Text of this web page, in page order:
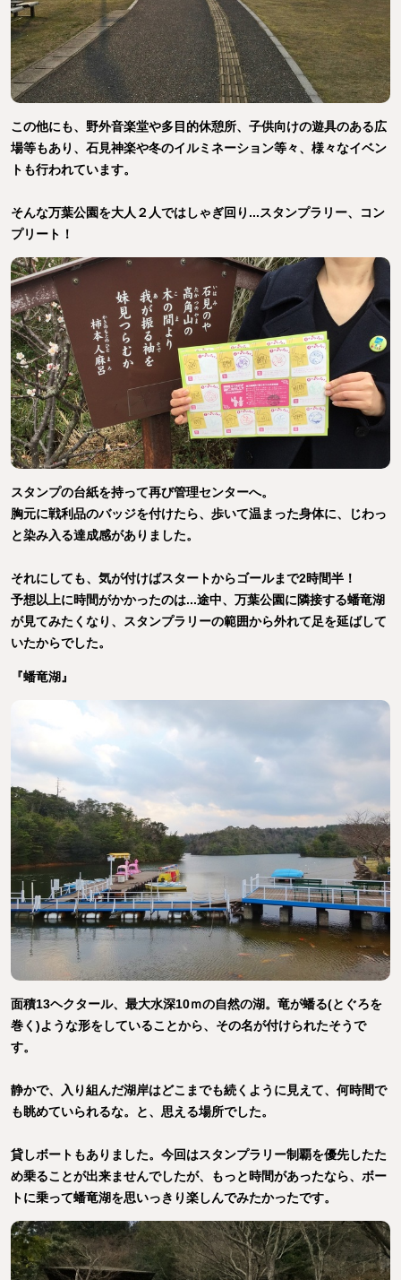
この他にも、野外音楽堂や多目的休憩所、子供向けの遊具のある広
場等もあり、石見神楽や冬のイルミネーション等々、様々なイベン
トも行われています。
そんな万葉公園を大人２人ではしゃぎ回り...スタンプラリー、コン
プリート！
スタンプの台紙を持って再び管理センターへ。
胸元に戦利品のバッジを付けたら、歩いて温まった身体に、じわっ
と染み入る達成感がありました。
それにしても、気が付けばスタートからゴールまで2時間半！
予想以上に時間がかかったのは...途中、万葉公園に隣接する蟠竜湖
が見てみたくなり、スタンプラリーの範囲から外れて足を延ばして
いたからでした。
『蟠竜湖』
面積13ヘクタール、最大水深10ｍの自然の湖。竜が蟠る(とぐろを
巻く)ような形をしていることから、その名が付けられたそうで
す。
静かで、入り組んだ湖岸はどこまでも続くように見えて、何時間で
も眺めていられるな。と、思える場所でした。
貸しボートもありました。今回はスタンプラリー制覇を優先したた
め乗ることが出来ませんでしたが、もっと時間があったなら、ボー
トに乗って蟠竜湖を思いっきり楽しんでみたかったです。